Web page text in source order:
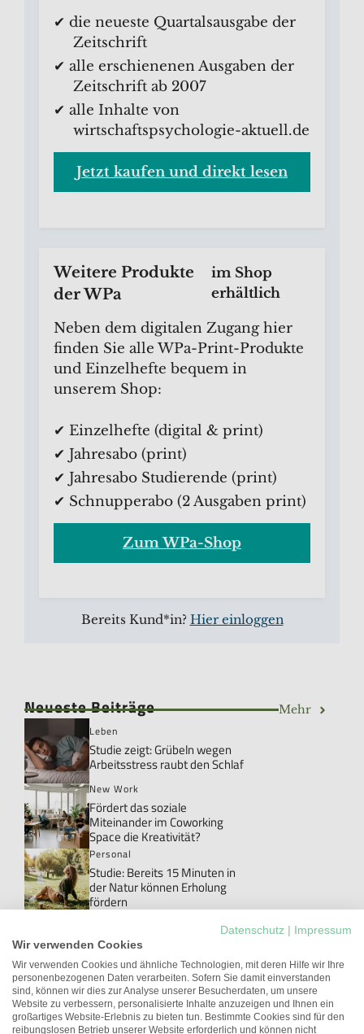
✔ die neueste Quartalsausgabe der
Zeitschrift
✔ alle erschienenen Ausgaben der
Zeitschrift ab 2007
✔ alle Inhalte von
wirtschaftspsychologie-aktuell.de
Jetzt kaufen und direkt lesen
Weitere Produkte
der WPa
im Shop
erhältlich
Neben dem digitalen Zugang hier
finden Sie alle WPa-Print-Produkte
und Einzelhefte bequem in
unserem Shop:
✔ Einzelhefte (digital & print)
✔ Jahresabo (print)
✔ Jahresabo Studierende (print)
✔ Schnupperabo (2 Ausgaben print)
Zum WPa-Shop
Bereits Kund*in? Hier einloggen
Neueste Beiträge Mehr
Leben
Studie zeigt: Grübeln wegen
Arbeitsstress raubt den Schlaf
New Work
Fördert das soziale
Miteinander im Coworking
Space die Kreativität?
Personal
Studie: Bereits 15 Minuten in
der Natur können Erholung
fördern
Danke!: Das Wort, das im Job
meistens ungesagt bleibt
New Work
Studie: Workations können die
Arbeitgeberattraktivität
Datenschutz
Impressum
Wir verwenden Cookies
Wir verwenden Cookies und ähnliche Technologien, mit deren Hilfe wir Ihre
personenbezogenen Daten verarbeiten. Sofern Sie damit einverstanden
sind, können wir dies zur Analyse unserer Besucherdaten, um unsere
Website zu verbessern, personalisierte Inhalte anzuzeigen und Ihnen ein
großartiges Website-Erlebnis zu bieten tun. Bestimmte Cookies sind für den
reibungslosen Betrieb unserer Website erforderlich und können nicht